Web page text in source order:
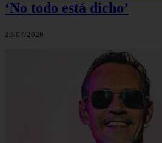
‘No todo está dicho’
23/07/2026